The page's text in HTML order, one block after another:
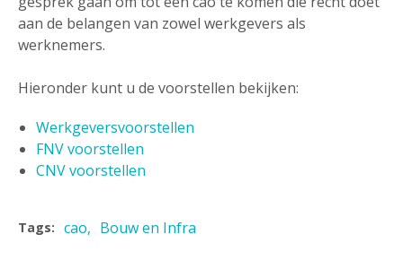
aan de belangen van zowel werkgevers als
werknemers.
Hieronder kunt u de voorstellen bekijken:
Werkgeversvoorstellen
FNV voorstellen
CNV voorstellen
Tags: cao Bouw en Infra